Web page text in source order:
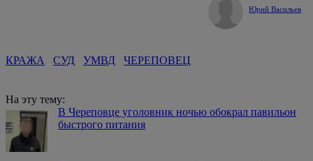
Юрий Васильев
КРАЖА СУД УМВД ЧЕРЕПОВЕЦ
На эту тему:
В Череповце уголовник ночью обокрал павильон
быстрого питания